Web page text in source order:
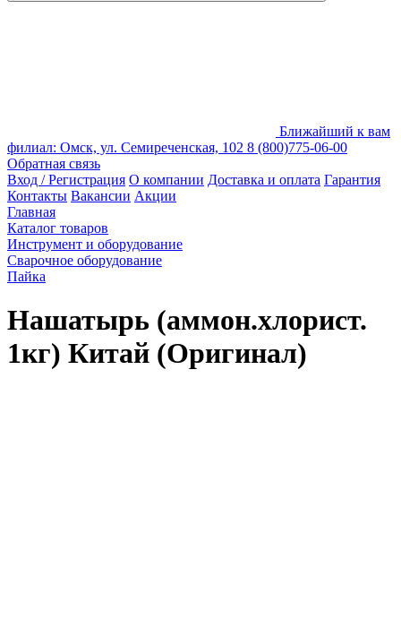
Ближайший к вам
филиал: Омск, ул. Семиреченская, 102 8 (800)775-06-00
Обратная связь
Вход / Регистрация О компании Доставка и оплата Гарантия
Контакты Вакансии Акции
Главная
Каталог товаров
Инструмент и оборудование
Сварочное оборудование
Пайка
Нашатырь (аммон.хлорист.
1кг) Китай (Оригинал)